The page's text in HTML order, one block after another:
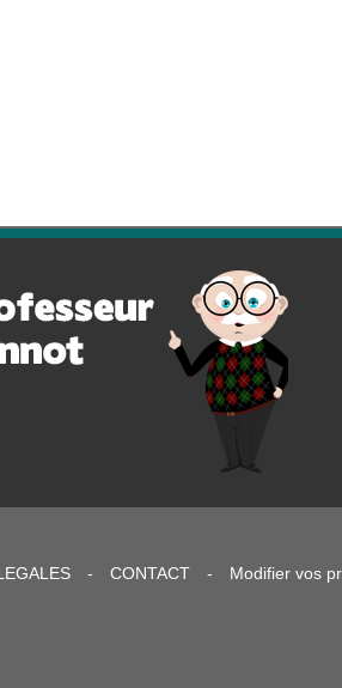
- CONTACT - Modifier vos